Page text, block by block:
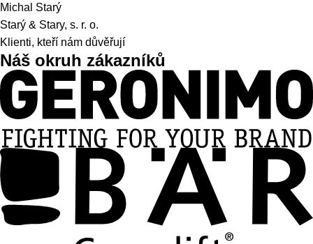
AG Geronimo s. r. o.
„V našem oboru jsou ,nesmyslné' IT požadavky každodenní
realitou. Nestandardní řešení, podpora mimo pracovní dobu,
věci, na kterými jinde kroutí hlavou — HLAVA vždy najde cestu.
Víme, že se na ně můžeme vždycky spolehnout a žádná IT
šílenost je nerozhodí."
MS
Michal Starý
Starý & Stary, s. r. o.
Klienti, kteří nám důvěřují
Náš okruh zákazníků